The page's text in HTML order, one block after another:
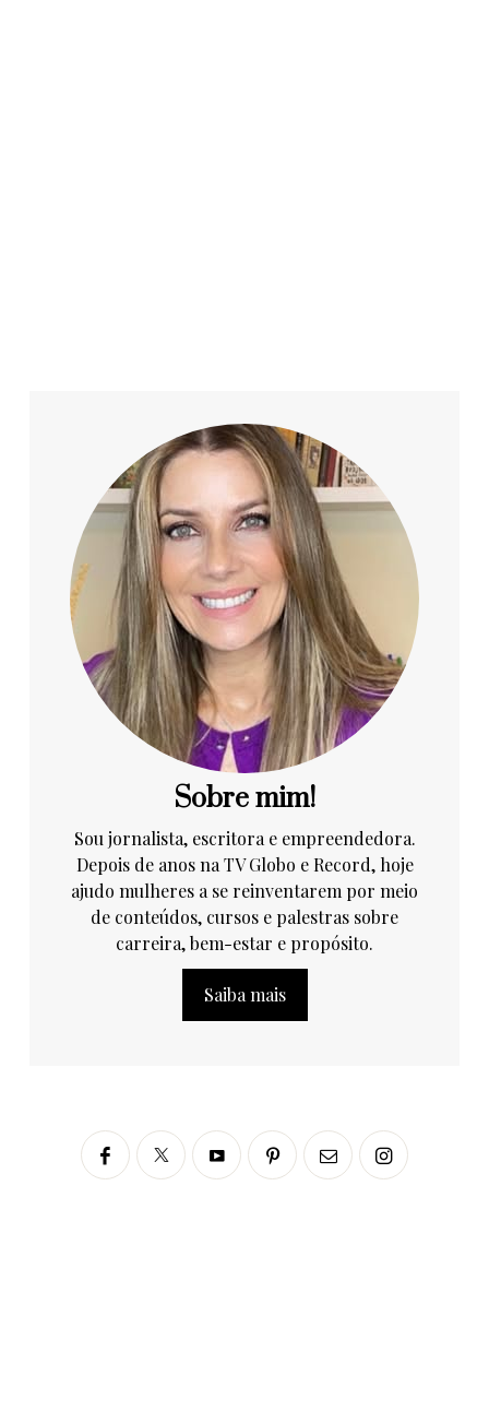
Sobre mim!
Sou jornalista, escritora e empreendedora.
Depois de anos na TV Globo e Record, hoje
ajudo mulheres a se reinventarem por meio
de conteúdos, cursos e palestras sobre
carreira, bem-estar e propósito.
Saiba mais